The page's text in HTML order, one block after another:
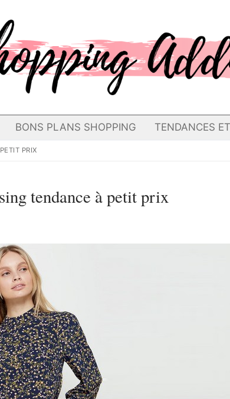
BONS PLANS SHOPPING TENDANCES
PRIX
tendance à petit prix